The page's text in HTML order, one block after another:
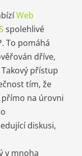
Web
spolehlivé
To pomáhá
dříve,
přístup
tím, že
na úrovni
diskusi,
v mnoha